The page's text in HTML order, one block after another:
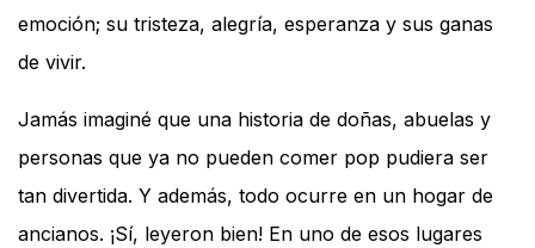
emoción; su tristeza, alegría, esperanza y sus ganas
de vivir.
Jamás imaginé que una historia de doñas, abuelas y
personas que ya no pueden comer pop pudiera ser
tan divertida. Y además, todo ocurre en un hogar de
ancianos. ¡Sí, leyeron bien! En uno de esos lugares